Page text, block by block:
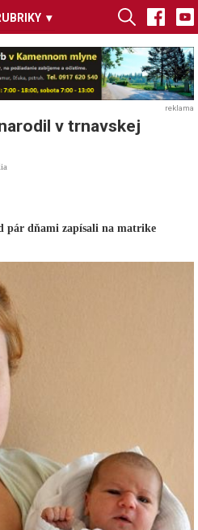
▾
reklama
v trnavskej
pár dňami zapísali na matrike